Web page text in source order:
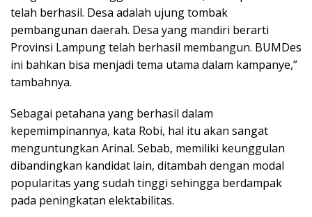
telah berhasil. Desa adalah ujung tombak
pembangunan daerah. Desa yang mandiri berarti
Provinsi Lampung telah berhasil membangun. BUMDes
ini bahkan bisa menjadi tema utama dalam kampanye,”
tambahnya.
Sebagai petahana yang berhasil dalam
kepemimpinannya, kata Robi, hal itu akan sangat
menguntungkan Arinal. Sebab, memiliki keunggulan
dibandingkan kandidat lain, ditambah dengan modal
popularitas yang sudah tinggi sehingga berdampak
pada peningkatan elektabilitas.